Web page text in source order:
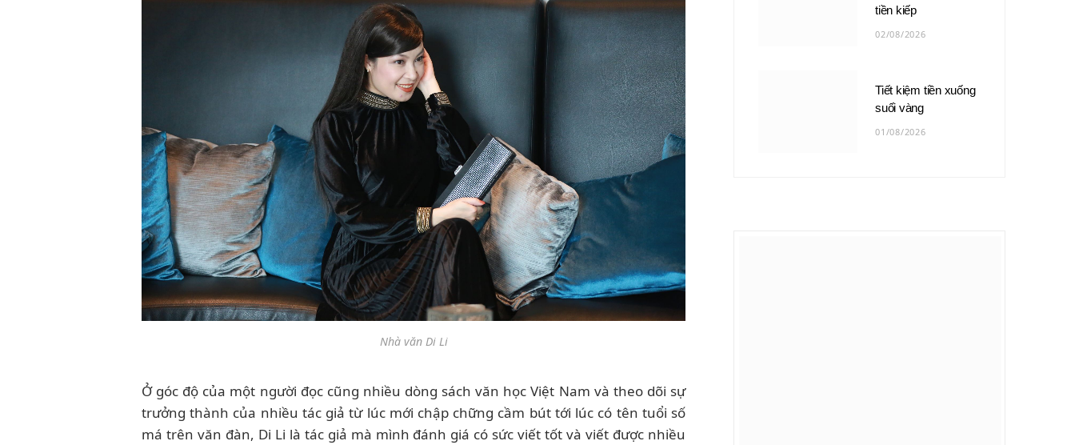
Nhà văn Di Li
Ở góc độ của một người đọc cũng nhiều dòng sách văn học Việt Nam và theo dõi sự
trưởng thành của nhiều tác giả từ lúc mới chập chững cầm bút tới lúc có tên tuổi số
má trên văn đàn, Di Li là tác giả mà mình đánh giá có sức viết tốt và viết được nhiều
tiền kiếp
02/08/2026
Tiết kiệm tiền xuống
suối vàng
01/08/2026